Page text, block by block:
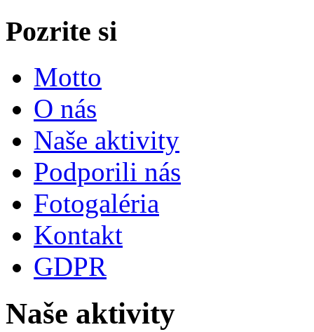
Pozrite si
Motto
O nás
Naše aktivity
Podporili nás
Fotogaléria
Kontakt
GDPR
Naše aktivity